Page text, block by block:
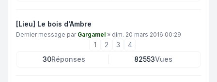
[Lieu] Le bois d'Ambre
Dernier message par Gargamel » dim. 20 mars 2016 00:29
1 2 3
4
30Réponses 82553Vues